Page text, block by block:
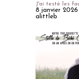
J'ai testé les
8 janvier 2026
alittleb